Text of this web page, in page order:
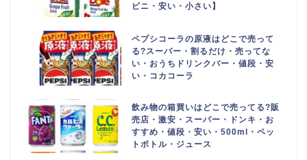
ビニ・安い・小さい】
ペプシコーラの原液はどこで売って
る?スーパー・割るだけ・売ってな
い・おうちドリンクバー・値段・安
い・コカコーラ
飲み物の箱買いはどこで売ってる?販
売店・激安・スーパー・ドンキ・お
すすめ・値段・安い・500ml・ペッ
トボトル・ジュース